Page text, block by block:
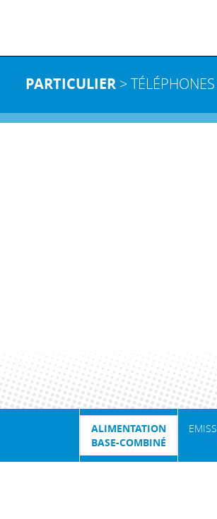
PARTICULIER >
ALIMENTATION
BASE-COMBINÉ